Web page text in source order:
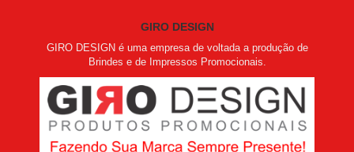
GIRO DESIGN
GIRO DESIGN é uma empresa de voltada a produção de
Brindes e de Impressos Promocionais.